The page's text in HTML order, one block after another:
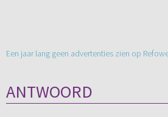
Een jaar lang geen advertenties zien op
ANTWOORD